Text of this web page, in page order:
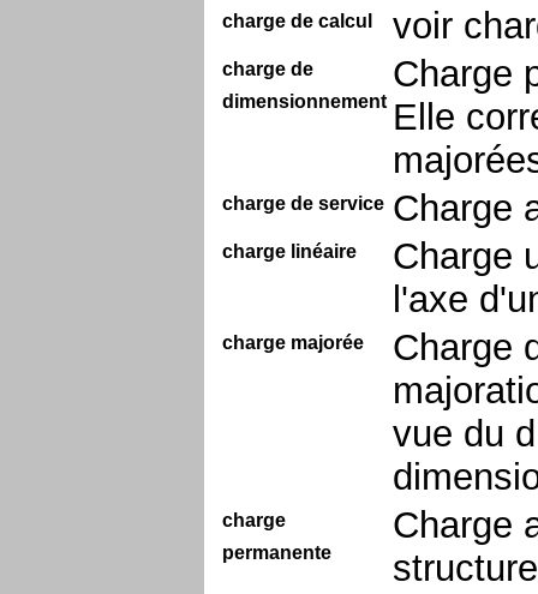
charge de calcul voir
charge de
dimensionnement
Charge
Elle
charge de service Charge
charge linéaire
Charge
l'axe
charge majorée
Charge
vue du
charge
permanente
Charge